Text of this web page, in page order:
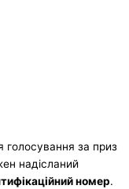
голосування за приз
надісланий
номер.